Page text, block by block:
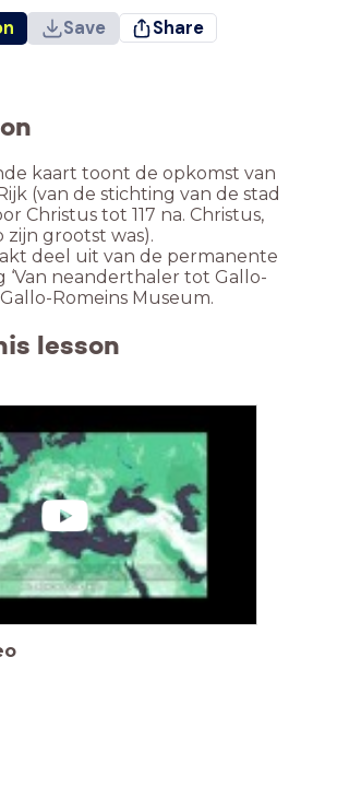
Save Share
kaart toont de opkomst van
(van de stichting van de stad
Christus tot 117 na. Christus,
grootst was).
deel uit van de permanente
neanderthaler tot Gallo-
Romeins Museum.
lesson